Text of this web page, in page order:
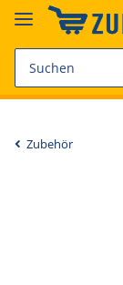
Zubehör